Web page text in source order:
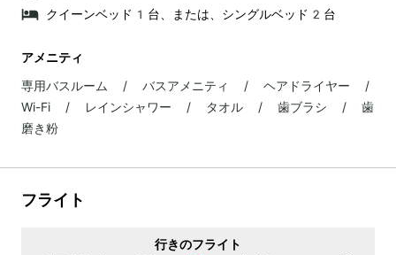
クイーンベッド1台、または、シングルベッド2台
アメニティ
専用バスルーム / バスアメニティ / ヘアドライヤー /
Wi-Fi / レインシャワー / タオル / 歯ブラシ / 歯
磨き粉
フライト
行きのフライト